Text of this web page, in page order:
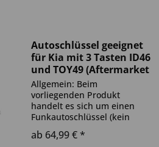
Autoschlüssel geeignet
für Kia mit 3 Tasten ID46
und TOY49 (Aftermarket
Produkt)
Allgemein: Beim
vorliegenden Produkt
handelt es sich um einen
Funkautoschlüssel (kein
Wegfahrsperre
ab 64,99 € *